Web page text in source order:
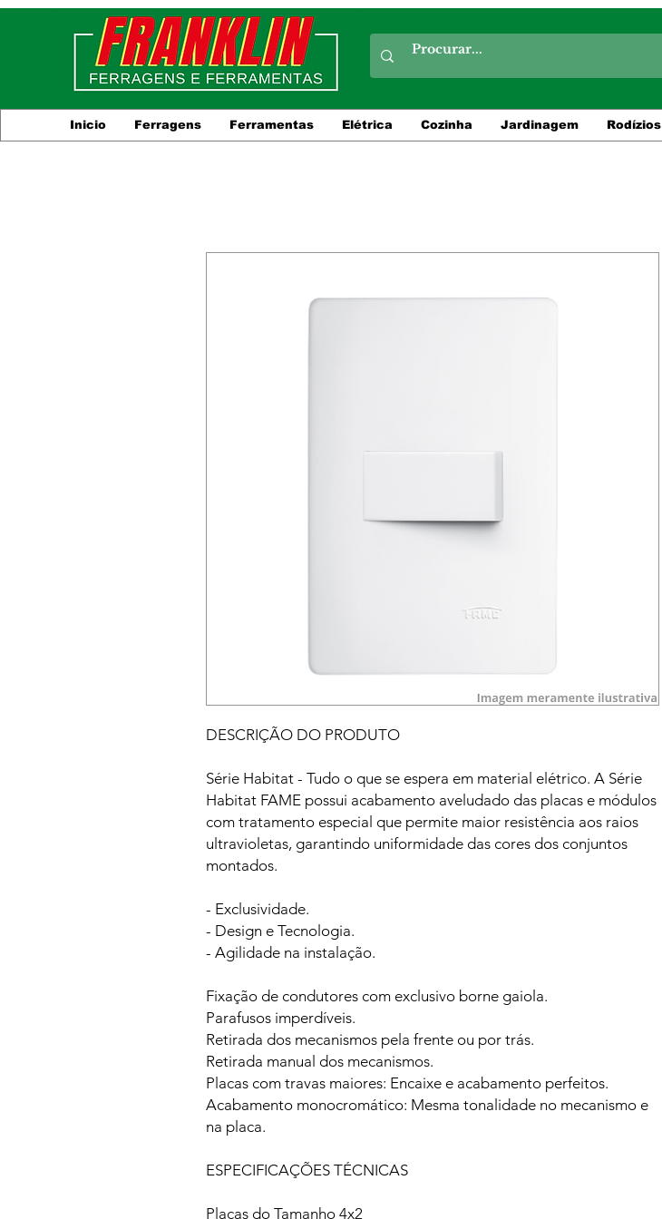
Inicio Ferragens Ferramentas Elétrica Cozinha Jardinagem Rodízios
DESCRIÇÃO DO PRODUTO
Série Habitat - Tudo o que se espera em material elétrico. A Série
Habitat FAME possui acabamento aveludado das placas e módulos
com tratamento especial que permite maior resistência aos raios
ultravioletas, garantindo uniformidade das cores dos conjuntos
montados.
- Exclusividade.
- Design e Tecnologia.
- Agilidade na instalação.
Fixação de condutores com exclusivo borne gaiola.
Parafusos imperdíveis.
Retirada dos mecanismos pela frente ou por trás.
Retirada manual dos mecanismos.
Placas com travas maiores: Encaixe e acabamento perfeitos.
Acabamento monocromático: Mesma tonalidade no mecanismo e
na placa.
ESPECIFICAÇÕES TÉCNICAS
Placas do Tamanho 4x2